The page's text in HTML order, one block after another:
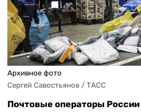
Архивное фото
Сергей Савостьянов / ТАСС
Почтовые операторы